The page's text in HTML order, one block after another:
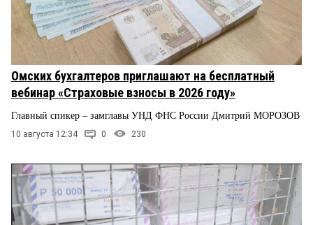
Омских бухгалтеров приглашают на бесплатный
вебинар «Страховые взносы в 2026 году»
Главный спикер – замглавы УНД ФНС России Дмитрий МОРОЗОВ
10 августа 12:34 0 230